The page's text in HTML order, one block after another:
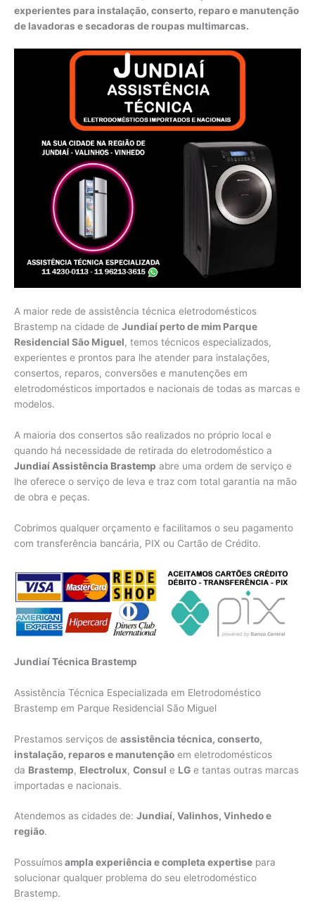
experientes para instalação, conserto, reparo e manutenção
de lavadoras e secadoras de roupas multimarcas.
A maior rede de assistência técnica eletrodomésticos
Brastemp na cidade de Jundiaí perto de mim Parque
Residencial São Miguel, temos técnicos especializados,
experientes e prontos para lhe atender para instalações,
consertos, reparos, conversões e manutenções em
eletrodomésticos importados e nacionais de todas as marcas e
modelos.
A maioria dos consertos são realizados no próprio local e
quando há necessidade de retirada do eletrodoméstico a
Jundiaí Assistência Brastemp abre uma ordem de serviço e
lhe oferece o serviço de leva e traz com total garantia na mão
de obra e peças.
Cobrimos qualquer orçamento e facilitamos o seu pagamento
com transferência bancária, PIX ou Cartão de Crédito.
Jundiaí Técnica Brastemp
Assistência Técnica Especializada em Eletrodoméstico
Brastemp em Parque Residencial São Miguel
Prestamos serviços de assistência técnica, conserto,
instalação, reparos e manutenção em eletrodomésticos
da Brastemp, Electrolux, Consul e LG e tantas outras marcas
importadas e nacionais.
Atendemos as cidades de: Jundiaí, Valinhos, Vinhedo e
região.
Possuímosampla experiência e completa expertise para
solucionar qualquer problema do seu eletrodoméstico
Brastemp.